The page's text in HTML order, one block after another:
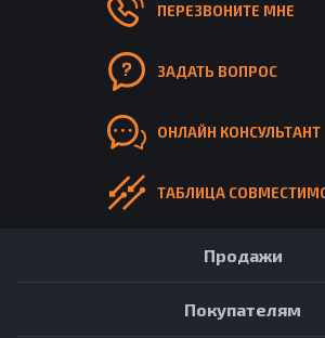
ПЕРЕЗВОНИТЕ МНЕ
ЗАДАТЬ ВОПРОС
ОНЛАЙН КОНСУЛЬТАНТ
ТАБЛИЦА
Продажи
Покупателям